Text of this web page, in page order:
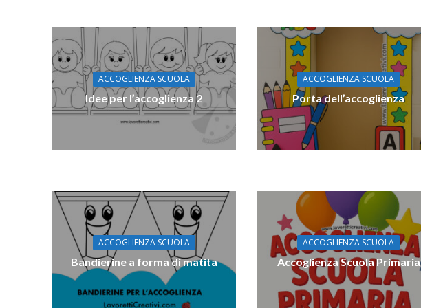
ACCOGLIENZA SCUOLA
Idee per l’accoglienza 2
ACCOGLIENZA SCUOLA
Porta dell’accoglienza
ACCOGLIENZA SCUOLA
Bandierine a forma di matita
ACCOGLIENZA SCUOLA
Accoglienza Scuola Primaria